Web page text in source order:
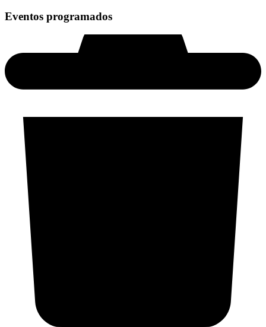
Eventos programados